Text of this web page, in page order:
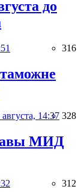
до
316
августа, 14:37 328
МИД
312